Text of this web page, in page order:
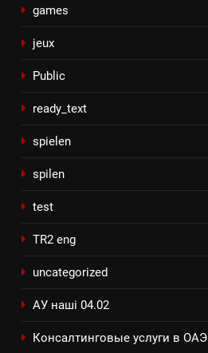
games
jeux
Public
ready_text
spielen
spilen
test
TR2 eng
uncategorized
АУ наші 04.02
Консалтинговые услуги в ОАЭ